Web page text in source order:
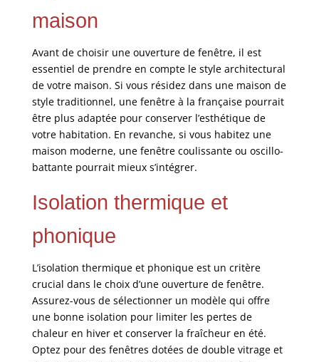
maison
Avant de choisir une ouverture de fenêtre, il est
essentiel de prendre en compte le style architectural
de votre maison. Si vous résidez dans une maison de
style traditionnel, une fenêtre à la française pourrait
être plus adaptée pour conserver l’esthétique de
votre habitation. En revanche, si vous habitez une
maison moderne, une fenêtre coulissante ou oscillo-
battante pourrait mieux s’intégrer.
Isolation thermique et
phonique
L’isolation thermique et phonique est un critère
crucial dans le choix d’une ouverture de fenêtre.
Assurez-vous de sélectionner un modèle qui offre
une bonne isolation pour limiter les pertes de
chaleur en hiver et conserver la fraîcheur en été.
Optez pour des fenêtres dotées de double vitrage et